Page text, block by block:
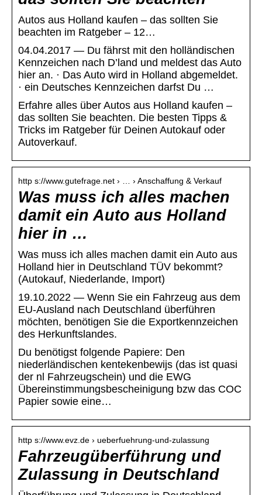
Autos aus Holland kaufen – das sollten Sie
beachten im Ratgeber – 12…
04.04.2017 — Du fährst mit den holländischen
Kennzeichen nach D’land und meldest das Auto
hier an. · Das Auto wird in Holland abgemeldet.
· ein Deutsches Kennzeichen darfst Du …
Erfahre alles über Autos aus Holland kaufen –
das sollten Sie beachten. Die besten Tipps &
Tricks im Ratgeber für Deinen Autokauf oder
Autoverkauf.
http s://www.gutefrage.net › … › Anschaffung & Verkauf
Was muss ich alles machen
damit ein Auto aus Holland
hier in …
Was muss ich alles machen damit ein Auto aus
Holland hier in Deutschland TÜV bekommt?
(Autokauf, Niederlande, Import)
19.10.2022 — Wenn Sie ein Fahrzeug aus dem
EU-Ausland nach Deutschland überführen
möchten, benötigen Sie die Exportkennzeichen
des Herkunftslandes.
Du benötigst folgende Papiere: Den
niederländischen kentekenbewijs (das ist quasi
der nl Fahrzeugschein) und die EWG
Übereinstimmungsbescheinigung bzw das COC
Papier sowie eine…
http s://www.evz.de › ueberfuehrung-und-zulassung
Fahrzeugüberführung und
Zulassung in Deutschland